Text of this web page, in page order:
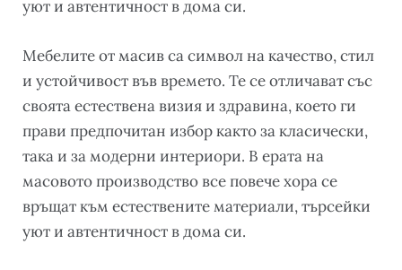
уют и автентичност в дома си.
Мебелите от масив са символ на качество, стил
и устойчивост във времето. Те се отличават със
своята естествена визия и здравина, което ги
прави предпочитан избор както за класически,
така и за модерни интериори. В ерата на
масовото производство все повече хора се
връщат към естествените материали, търсейки
уют и автентичност в дома си.